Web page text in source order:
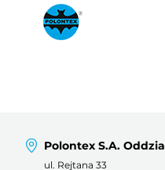
Polontex S.A.
ul. Rejtana 33